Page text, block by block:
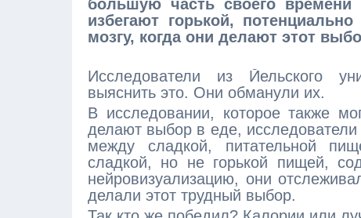
большую часть своего
избегают горькой,
мозгу, когда они делают этот
Исследователи из Йельского
выяснить это. Они обманули их.
В исследовании, которое также
делают выбор в еде,
между сладкой, питательной
сладкой, но не горькой пищей,
нейровизуализацию, они
делали этот трудный выбор.